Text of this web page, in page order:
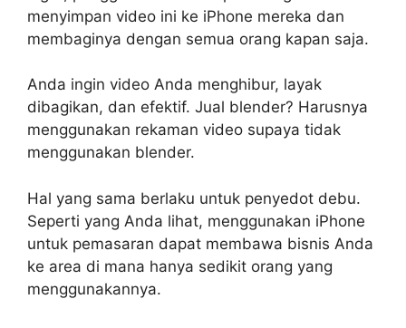
menyimpan video ini ke iPhone mereka dan
membaginya dengan semua orang kapan saja.
Anda ingin video Anda menghibur, layak
dibagikan, dan efektif. Jual blender? Harusnya
menggunakan rekaman video supaya tidak
menggunakan blender.
Hal yang sama berlaku untuk penyedot debu.
Seperti yang Anda lihat, menggunakan iPhone
untuk pemasaran dapat membawa bisnis Anda
ke area di mana hanya sedikit orang yang
menggunakannya.